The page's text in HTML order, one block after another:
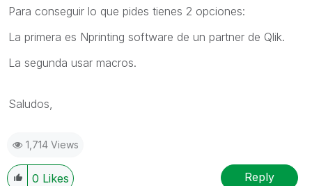
Para conseguir lo que pides tienes 2 opciones:
La primera es Nprinting software de un partner de Qlik.
La segunda usar macros.
Saludos,
1,714 Views
0 Likes Reply